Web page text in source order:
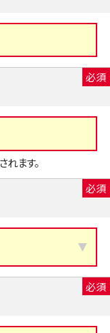
ます。